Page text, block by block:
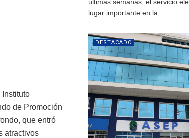
de Promoción
que entró
atractivos
últimas semanas, el servicio
lugar importante en la...
DESTACADO